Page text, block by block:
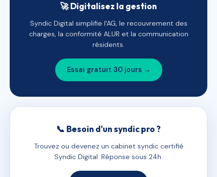
🚀 Digitalisez la gestion
Syndic Digital simplifie l'AG, le recouvrement des
charges, la conformité ALUR et la communication
résidents.
Essai gratuit 30 jours →
📞 Besoin d'un syndic pro ?
Trouvez ou devenez un cabinet syndic certifié
Syndic Digital. Réponse sous 24h.